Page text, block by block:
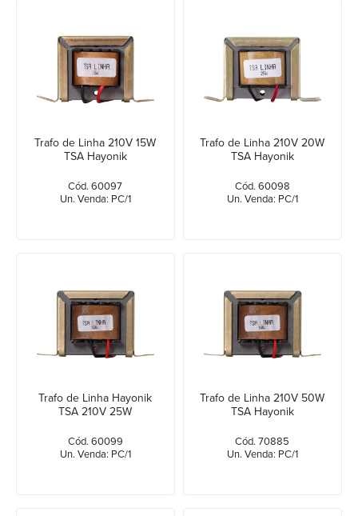
Trafo de Linha 210V 15W
TSA Hayonik
Cód. 60097
Un. Venda: PC/1
Trafo de Linha 210V 20W
TSA Hayonik
Cód. 60098
Un. Venda: PC/1
Trafo de Linha Hayonik
TSA 210V 25W
Cód. 60099
Un. Venda: PC/1
Trafo de Linha 210V 50W
TSA Hayonik
Cód. 70885
Un. Venda: PC/1